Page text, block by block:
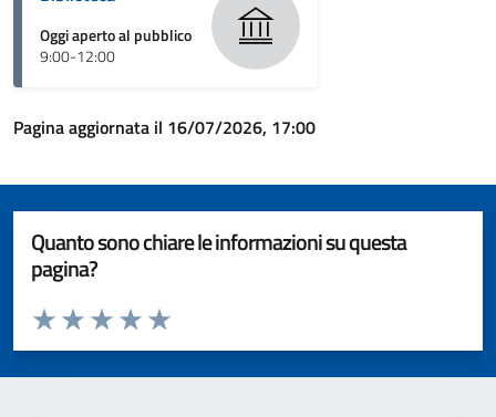
Oggi aperto al pubblico
9:00-12:00
Pagina aggiornata il 16/07/2026, 17:00
Quanto sono chiare le informazioni su questa
pagina?
Valuta da 1 a 5 stelle la pagina
Valuta 5 stelle su 5
Valuta 4 stelle su 5
Valuta 3 stelle su 5
Valuta 2 stelle su 5
Valuta 1 stelle su 5